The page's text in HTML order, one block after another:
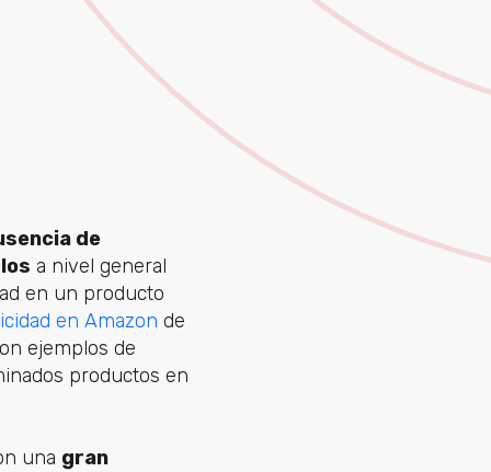
de
a nivel general
en un producto
en Amazon de
ejemplos de
productos en
una gran